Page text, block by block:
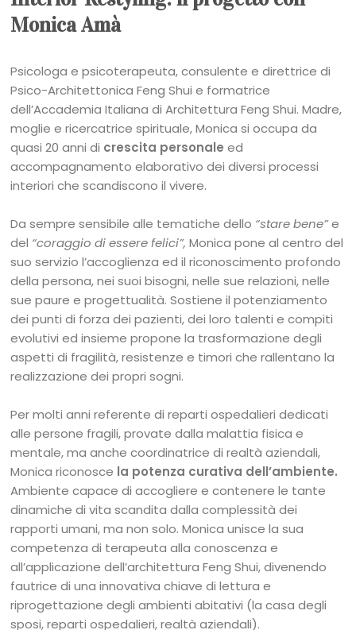
Monica Amà
Psicologa e psicoterapeuta, consulente e direttrice di
Psico-Architettonica Feng Shui e formatrice
dell’Accademia Italiana di Architettura Feng Shui. Madre,
moglie e ricercatrice spirituale, Monica si occupa da
quasi 20 anni di crescita personale ed
accompagnamento elaborativo dei diversi processi
interiori che scandiscono il vivere.
Da sempre sensibile alle tematiche dello “stare bene”e
del “coraggio di essere felici”, Monica pone al centro del
suo servizio l’accoglienza ed il riconoscimento profondo
della persona, nei suoi bisogni, nelle sue relazioni, nelle
sue paure e progettualità. Sostiene il potenziamento
dei punti di forza dei pazienti, dei loro talenti e compiti
evolutivi ed insieme propone la trasformazione degli
aspetti di fragilità, resistenze e timori che rallentano la
realizzazione dei propri sogni.
Per molti anni referente di reparti ospedalieri dedicati
alle persone fragili, provate dalla malattia fisica e
mentale, ma anche coordinatrice di realtà aziendali,
Monica riconosce la potenza curativa dell’ambiente.
Ambiente capace di accogliere e contenere le tante
dinamiche di vita scandita dalla complessità dei
rapporti umani, ma non solo. Monica unisce la sua
competenza di terapeuta alla conoscenza e
all’applicazione dell’architettura Feng Shui, divenendo
fautrice di una innovativa chiave di lettura e
riprogettazione degli ambienti abitativi (la casa degli
sposi, reparti ospedalieri, realtà aziendali).